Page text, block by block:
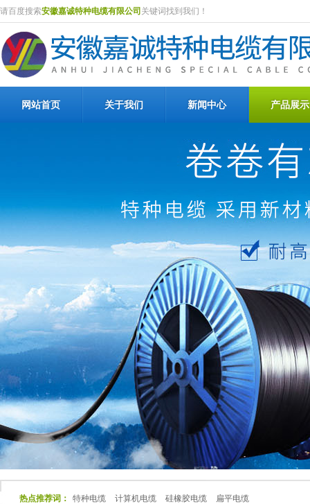
请百度搜索安徽嘉诚特种电缆有限公司 关键词找到我们！
网站首页 关于我们 新闻中心 产品展示
热点推荐词： 特种电缆 计算机电缆 硅橡胶电缆 扁平电缆